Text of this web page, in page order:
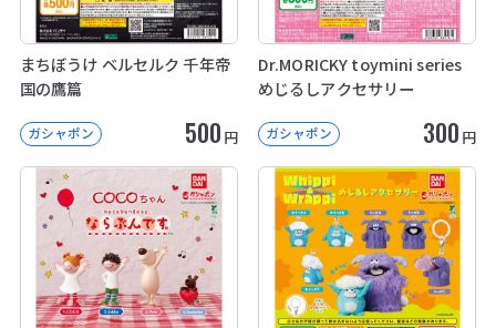
まちぼうけ ベルセルク 千年帝
国の鷹篇
ガシャポン 500 円
Dr.MORICKY toymini series
めじるしアクセサリー
ガシャポン 300 円